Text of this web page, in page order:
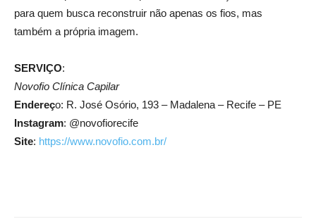
para quem busca reconstruir não apenas os fios, mas
também a própria imagem.
SERVIÇO:
Novofio Clínica Capilar
Endereço: R. José Osório, 193 – Madalena – Recife – PE
Instagram: @novofiorecife
Site: https://www.novofio.com.br/